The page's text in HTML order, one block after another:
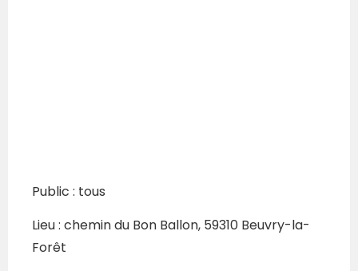
Public : tous
Lieu : chemin du Bon Ballon, 59310 Beuvry-la-
Forêt